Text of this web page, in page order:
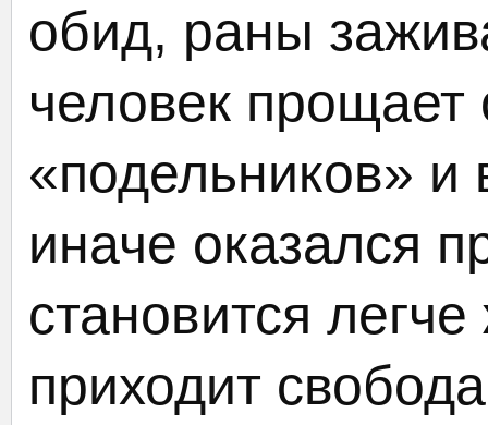
обид, раны
человек прощает
«подельников» и
иначе оказался
становится
приходит